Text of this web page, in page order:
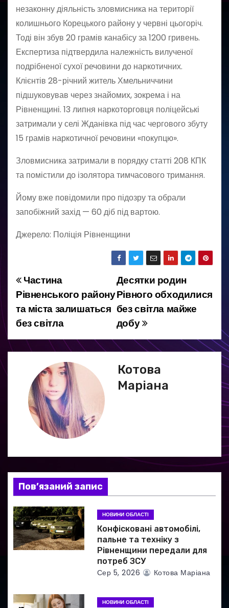
незаконну діяльність зловмисника на території
колишнього Корецького району у червні цьогоріч.
Тоді він збув 20 грамів канабісу за 1200 гривень.
Експертиза підтвердила належність вилученої
подрібненої сухої речовини до наркотичних.
Клієнтів 28-річний житель Хмельниччини
підшуковував через знайомих, зокрема і на
Рівненщині. 13 липня наркоторговця поліцейські
затримали у селі Жданівка під час чергового збуту
15 грамів наркотичної речовини «покупцю».
Зловмисника затримали в порядку статті 208 КПК
та помістили до ізолятора тимчасового тримання.
Йому вже повідомили про підозру та обрали
запобіжний захід — 60 діб під вартою.
Джерело: Поліція Рівненщини
Н
а
в
і
я
з
а
п
и
Десятки родин
Рівного обходилися
без світла майже
добу
Частина
Рівненського району
та міста залишаться
без світла
Котова
Маріана
Пов’язаний запис
НОВИНИ ОБЛАСТІ
Конфісковані автомобілі,
пальне та техніку з
Рівненщини передали для
потреб ЗСУ
Сер 5, 2026 Котова Маріана
НОВИНИ ОБЛАСТІ